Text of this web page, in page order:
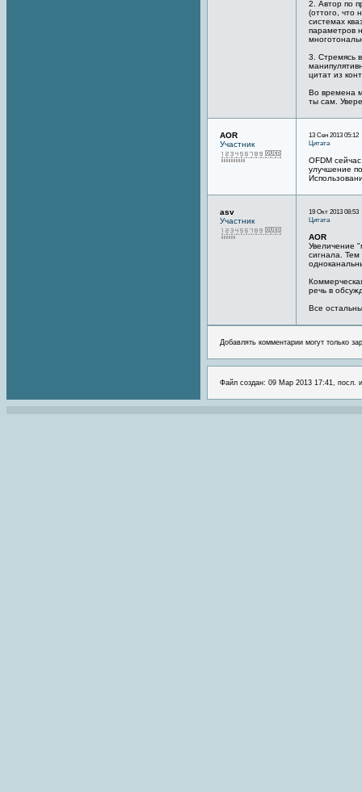
2. Автор по
(оттого, что
системах
параметров
3. Стремясь
цитат из
Во времена
ты сам.
AOR
Участник
13 Сен 2013 05:12
Цитата
OFDM
улучшение
asv
Участник
19 Окт 2013 08:53
Цитата
AOR
Увеличение
сигнала. Тем
речь в
Все
Добавлять комментарии могут только
Файл создан: 09 Мар 2013 17:41, посл.